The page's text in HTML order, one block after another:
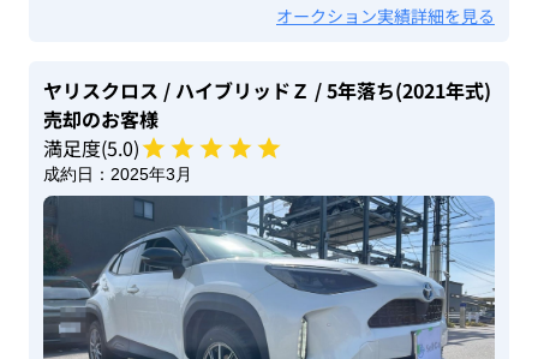
オークション実績詳細を見る
ヤリスクロス / ハイブリッドＺ / 5年落ち(2021年式)
売却のお客様
満足度(5.0)
成約日： 2025年3月